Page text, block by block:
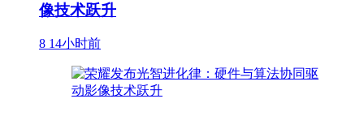
像技术跃升
8 14小时前